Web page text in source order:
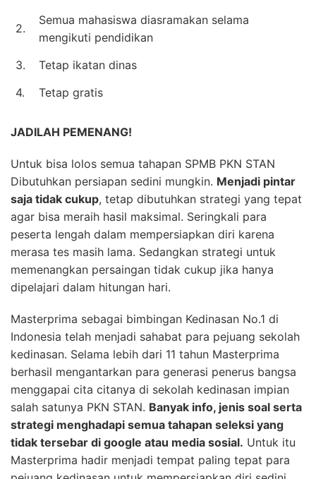
2.
Semua mahasiswa diasramakan selama
mengikuti pendidikan
3.
Tetap ikatan dinas
4.
Tetap gratis
JADILAH PEMENANG!
Untuk bisa lolos semua tahapan SPMB PKN STAN
Dibutuhkan persiapan sedini mungkin. Menjadi pintar
saja tidak cukup, tetap dibutuhkan strategi yang tepat
agar bisa meraih hasil maksimal. Seringkali para
peserta lengah dalam mempersiapkan diri karena
merasa tes masih lama. Sedangkan strategi untuk
memenangkan persaingan tidak cukup jika hanya
dipelajari dalam hitungan hari.
Masterprima sebagai bimbingan Kedinasan No.1 di
Indonesia telah menjadi sahabat para pejuang sekolah
kedinasan. Selama lebih dari 11 tahun Masterprima
berhasil mengantarkan para generasi penerus bangsa
menggapai cita citanya di sekolah kedinasan impian
salah satunya PKN STAN. Banyak info, jenis soal serta
strategi menghadapi semua tahapan seleksi yang
tidak tersebar di google atau media sosial. Untuk itu
Masterprima hadir menjadi tempat paling tepat para